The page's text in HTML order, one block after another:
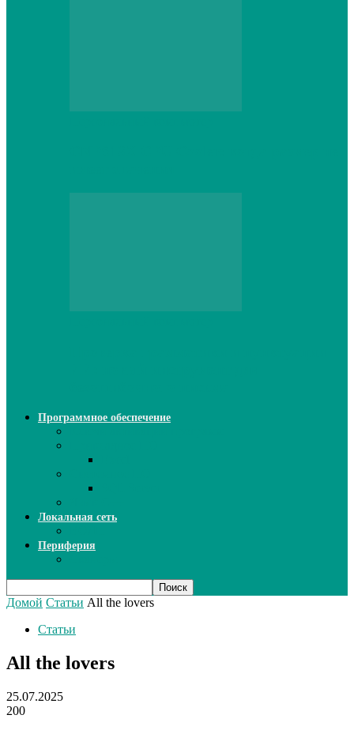
Программное обеспечение
Локальная сеть
Периферия
Домой Статьи All the lovers
Статьи
All the lovers
25.07.2025
200